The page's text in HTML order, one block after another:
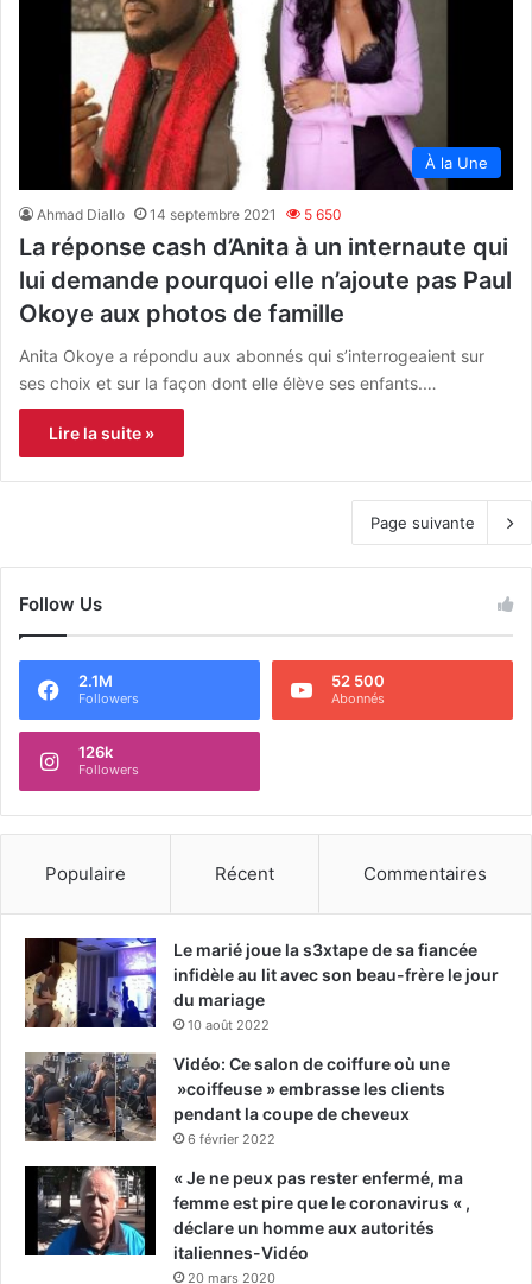
À la Une
Ahmad Diallo 14 septembre 2021 5 650
La réponse cash d’Anita à un internaute qui
lui demande pourquoi elle n’ajoute pas Paul
Okoye aux photos de famille
Anita Okoye a répondu aux abonnés qui s’interrogeaient sur
ses choix et sur la façon dont elle élève ses enfants.…
Lire la suite »
Page suivante
Follow Us
2.1M
Followers
52 500
Abonnés
126k
Followers
Populaire Récent Commentaires
Le marié joue la s3xtape de sa fiancée
infidèle au lit avec son beau-frère le jour
du mariage
10 août 2022
Vidéo: Ce salon de coiffure où une
»coiffeuse » embrasse les clients
pendant la coupe de cheveux
6 février 2022
« Je ne peux pas rester enfermé, ma
femme est pire que le coronavirus « ,
déclare un homme aux autorités
italiennes-Vidéo
20 mars 2020